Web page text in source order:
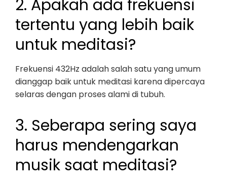
2. Apakah ada frekuensi
tertentu yang lebih baik
untuk meditasi?
Frekuensi 432Hz adalah salah satu yang umum
dianggap baik untuk meditasi karena dipercaya
selaras dengan proses alami di tubuh.
3. Seberapa sering saya
harus mendengarkan
musik saat meditasi?